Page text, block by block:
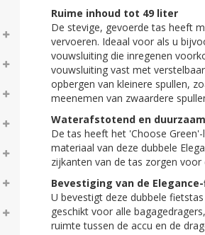
Ruime inhoud tot 49 liter
De stevige, gevoerde tas heeft
vervoeren. Ideaal voor als u
vouwsluiting die inregenen
vouwsluiting vast met
opbergen van kleinere spullen,
meenemen van zwaardere
Waterafstotend en duurzaam
De tas heeft het 'Choose
materiaal van deze dubbele
zijkanten van de tas zorgen
Bevestiging van de
U bevestigt deze dubbele
geschikt voor alle
ruimte tussen de accu en de